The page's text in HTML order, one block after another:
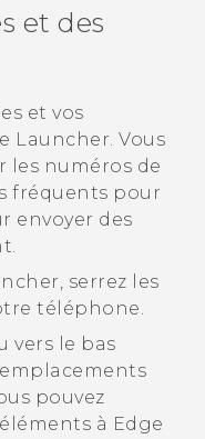
et des
et vos
Launcher. Vous
les numéros de
fréquents pour
envoyer des
, serrez les
téléphone.
vers le bas
pouvez
à Edge